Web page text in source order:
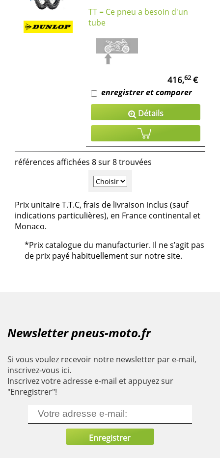
TT = Ce pneu a besoin d'un
tube
416,62€
enregistrer et comparer
Détails
références affichées 8 sur 8 trouvées
Prix unitaire T.T.C, frais de livraison inclus (sauf
indications particulières), en France continental et
Monaco.
*Prix catalogue du manufacturier. Il ne s’agit pas
de prix payé habituellement sur notre site.
Newsletter pneus-moto.fr
Si vous voulez recevoir notre newsletter par e-mail,
inscrivez-vous ici.
Inscrivez votre adresse e-mail et appuyez sur
"Enregistrer"!